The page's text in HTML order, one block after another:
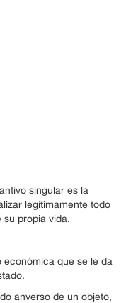
singular es la
legítimamente todo
su propia vida.
económica que se le da
anverso de un objeto,